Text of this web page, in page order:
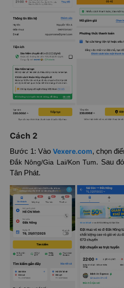
Cách 2
Bước 1: Vào Vexere.com, chọn
Đắk Nông/Gia Lai/Kon Tum. Sau
Tân Phát.